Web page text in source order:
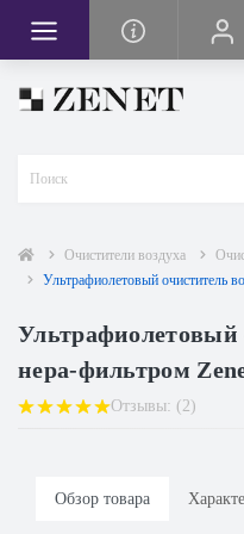
высоты
Очистители воздуха
Ультрафиолетовый очиститель
Ультрафиолетовый
нера-фильтром
Отзывы: (2)
Обзор товара